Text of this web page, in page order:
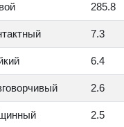
285.8
7.3
6.4
2.6
2.5